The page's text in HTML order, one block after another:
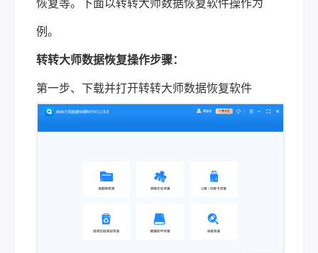
恢复等。下面以转转大师数据恢复软件操作为
例。
转转大师数据恢复操作步骤：
第一步、下载并打开转转大师数据恢复软件